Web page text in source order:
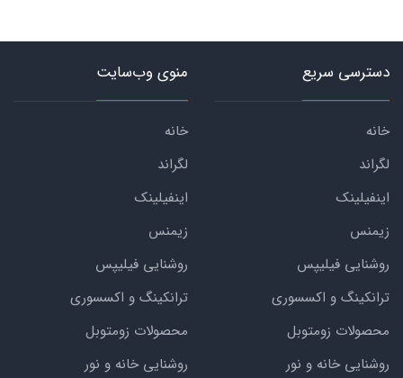
دسترسی سریع
خانه
لگراند
اینفیلینک
زیمنس
روشنایی فیلیپس
ترانکینگ و اکسسوری
محصولات زومتوبل
روشنایی خانه و نور
منوی وب‌سایت
خانه
لگراند
اینفیلینک
زیمنس
روشنایی فیلیپس
ترانکینگ و اکسسوری
محصولات زومتوبل
روشنایی خانه و نور